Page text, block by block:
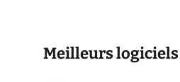
Meilleurs logiciels